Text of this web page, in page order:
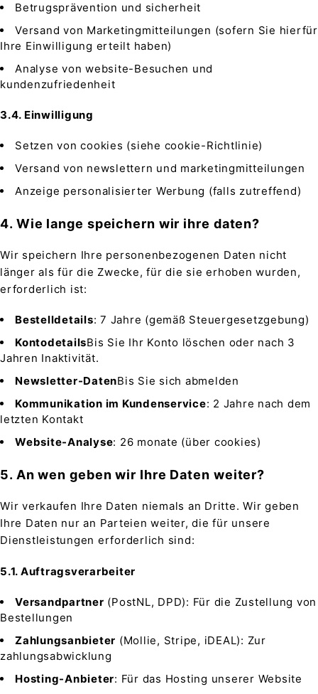
Betrugsprävention und sicherheit
Versand von Marketingmitteilungen (sofern Sie hierfür
Ihre Einwilligung erteilt haben)
Analyse von website-Besuchen und
kundenzufriedenheit
3.4. Einwilligung
Setzen von cookies (siehe cookie-Richtlinie)
Versand von newslettern und marketingmitteilungen
Anzeige personalisierter Werbung (falls zutreffend)
4. Wie lange speichern wir ihre daten?
Wir speichern Ihre personenbezogenen Daten nicht
länger als für die Zwecke, für die sie erhoben wurden,
erforderlich ist:
Bestelldetails: 7 Jahre (gemäß Steuergesetzgebung)
KontodetailsBis Sie Ihr Konto löschen oder nach 3
Jahren Inaktivität.
Newsletter-DatenBis Sie sich abmelden
Kommunikation im Kundenservice: 2 Jahre nach dem
letzten Kontakt
Website-Analyse: 26 monate (über cookies)
5. An wen geben wir Ihre Daten weiter?
Wir verkaufen Ihre Daten niemals an Dritte. Wir geben
Ihre Daten nur an Parteien weiter, die für unsere
Dienstleistungen erforderlich sind:
5.1. Auftragsverarbeiter
Versandpartner (PostNL, DPD): Für die Zustellung von
Bestellungen
Zahlungsanbieter (Mollie, Stripe, iDEAL): Zur
zahlungsabwicklung
Hosting-Anbieter: Für das Hosting unserer Website